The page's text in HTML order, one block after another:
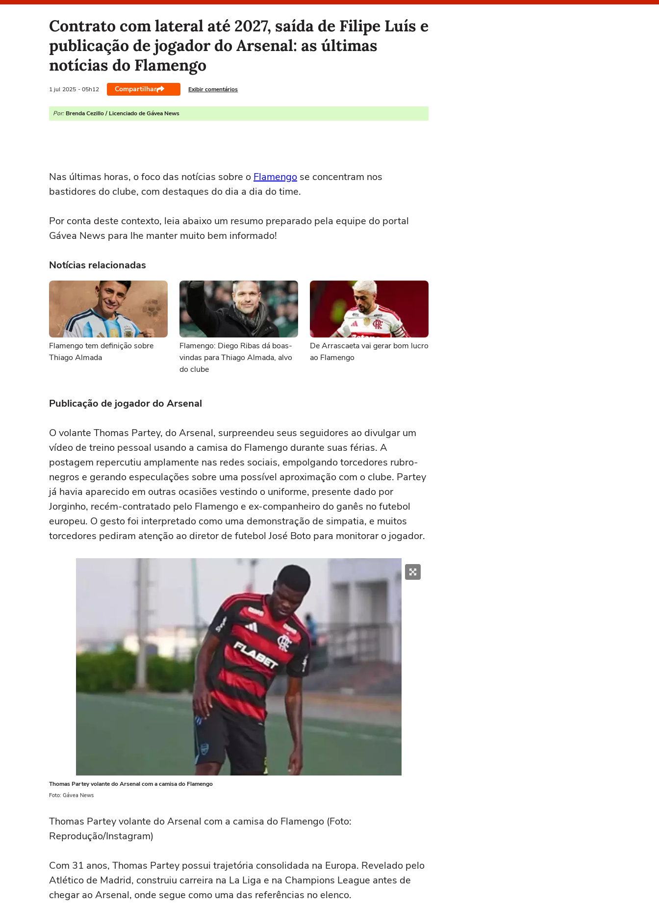
Contrato com lateral até 2027, saída de Filipe Luís e
publicação de jogador do Arsenal: as últimas
notícias do Flamengo
1 jul 2025 - 05h12 Compartilhar Exibir comentários
Por: Brenda Cezillo / Licenciado de Gávea News
Nas últimas horas, o foco das notícias sobre o Flamengo se concentram nos
bastidores do clube, com destaques do dia a dia do time.
Por conta deste contexto, leia abaixo um resumo preparado pela equipe do portal
Gávea News para lhe manter muito bem informado!
Notícias relacionadas
Flamengo tem definição sobre
Thiago Almada
Flamengo: Diego Ribas dá boas-
vindas para Thiago Almada, alvo
do clube
De Arrascaeta vai gerar bom lucro
ao Flamengo
Publicação de jogador do Arsenal
O volante Thomas Partey, do Arsenal, surpreendeu seus seguidores ao divulgar um
vídeo de treino pessoal usando a camisa do Flamengo durante suas férias. A
postagem repercutiu amplamente nas redes sociais, empolgando torcedores rubro-
negros e gerando especulações sobre uma possível aproximação com o clube. Partey
já havia aparecido em outras ocasiões vestindo o uniforme, presente dado por
Jorginho, recém-contratado pelo Flamengo e ex-companheiro do ganês no futebol
europeu. O gesto foi interpretado como uma demonstração de simpatia, e muitos
torcedores pediram atenção ao diretor de futebol José Boto para monitorar o jogador.
Thomas Partey volante do Arsenal com a camisa do Flamengo
Foto: Gávea News
Thomas Partey volante do Arsenal com a camisa do Flamengo (Foto:
Reprodução/Instagram)
Com 31 anos, Thomas Partey possui trajetória consolidada na Europa. Revelado pelo
Atlético de Madrid, construiu carreira na La Liga e na Champions League antes de
chegar ao Arsenal, onde segue como uma das referências no elenco.